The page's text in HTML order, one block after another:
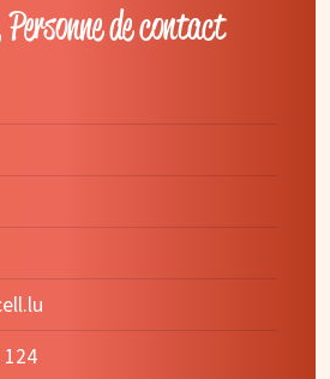
de contact
124